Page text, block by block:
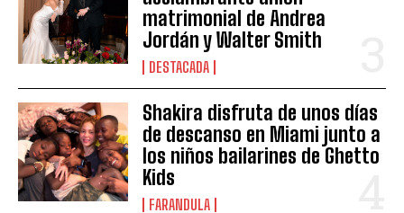
matrimonial de Andrea
Jordán y Walter Smith
DESTACADA
Shakira disfruta de unos días
de descanso en Miami junto a
los niños bailarines de Ghetto
Kids
FARANDULA